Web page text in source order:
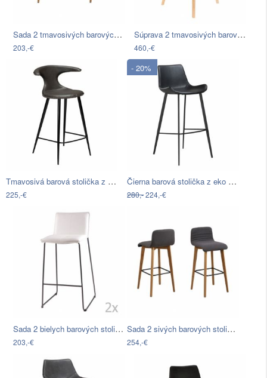
Sada 2 tmavosivých barových stoličiek…
203,-€
Súprava 2 tmavosivých barových…
460,-€
Tmavosivá barová stolička z eko kože…
225,-€
- 20%
Čierna barová stolička z eko kože…
280,-224,-€
Sada 2 bielych barových stoličiek…
203,-€
Sada 2 sivých barových stoličiek Actona…
254,-€